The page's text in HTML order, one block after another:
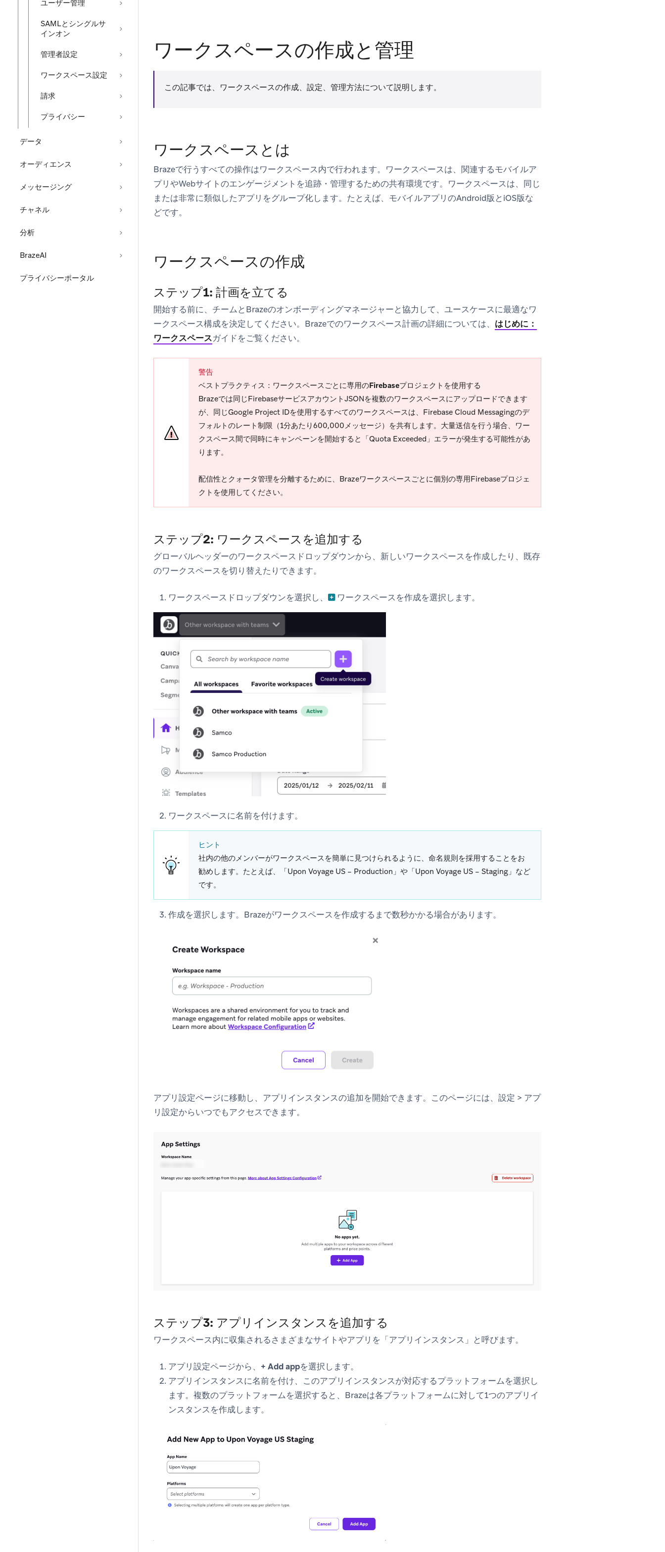
ユーザー管理
SAMLとシングルサ
インオン
管理者設定
ワークスペース設定
請求
プライバシー
データ
オーディエンス
メッセージング
チャネル
分析
BrazeAI
プライバシーポータル
ワークスペースの作成と管理
この記事では、ワークスペースの作成、設定、管理方法について説明します。
ワークスペースとは
Brazeで行うすべての操作はワークスペース内で行われます。ワークスペースは、関連するモバイルア
プリやWebサイトのエンゲージメントを追跡・管理するための共有環境です。ワークスペースは、同じ
または非常に類似したアプリをグループ化します。たとえば、モバイルアプリのAndroid版とiOS版な
どです。
ワークスペースの作成
ステップ1: 計画を立てる
開始する前に、チームとBrazeのオンボーディングマネージャーと協力して、ユースケースに最適なワ
ークスペース構成を決定してください。Brazeでのワークスペース計画の詳細については、 はじめに：
ワークスペースガイドをご覧ください。
警告
ベストプラクティス：ワークスペースごとに専用のFirebaseプロジェクトを使用する
Brazeでは同じFirebaseサービスアカウントJSONを複数のワークスペースにアップロードできます
が、同じGoogle Project IDを使用するすべてのワークスペースは、Firebase Cloud Messagingのデ
フォルトのレート制限（1分あたり600,000メッセージ）を共有します。大量送信を行う場合、ワー
クスペース間で同時にキャンペーンを開始すると「Quota Exceeded」エラーが発生する可能性があ
ります。
配信性とクォータ管理を分離するために、Brazeワークスペースごとに個別の専用Firebaseプロジェ
クトを使用してください。
ステップ2: ワークスペースを追加する
グローバルヘッダーのワークスペースドロップダウンから、新しいワークスペースを作成したり、既存
のワークスペースを切り替えたりできます。
ワークスペースドロップダウンを選択し、 ワークスペースを作成を選択します。
ワークスペースに名前を付けます。
ヒント
社内の他のメンバーがワークスペースを簡単に見つけられるように、命名規則を採用することをお
勧めします。たとえば、「Upon Voyage US – Production」や「Upon Voyage US – Staging」など
です。
作成を選択します。Brazeがワークスペースを作成するまで数秒かかる場合があります。
アプリ設定ページに移動し、アプリインスタンスの追加を開始できます。このページには、 設定 > アプ
リ設定からいつでもアクセスできます。
ステップ3: アプリインスタンスを追加する
ワークスペース内に収集されるさまざまなサイトやアプリを「アプリインスタンス」と呼びます。
アプリ設定ページから、 + Add appを選択します。
アプリインスタンスに名前を付け、このアプリインスタンスが対応するプラットフォームを選択し
ます。複数のプラットフォームを選択すると、Brazeは各プラットフォームに対して1つのアプリイ
ンスタンスを作成します。